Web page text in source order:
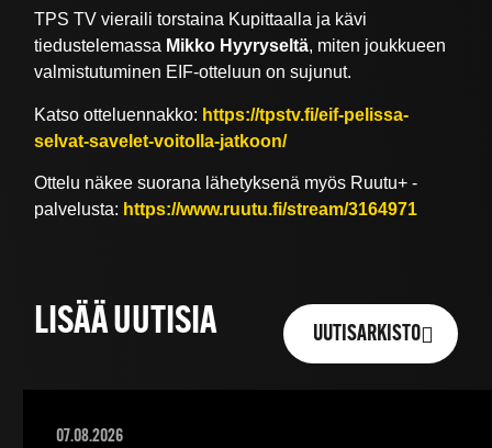
TPS TV vieraili torstaina Kupittaalla ja kävi
tiedustelemassa Mikko Hyyryseltä, miten joukkueen
valmistutuminen EIF-otteluun on sujunut.
Katso otteluennakko: https://tpstv.fi/eif-pelissa-
selvat-savelet-voitolla-jatkoon/
Ottelu näkee suorana lähetyksenä myös Ruutu+ -
palvelusta: https://www.ruutu.fi/stream/3164971
LISÄÄ UUTISIA UUTISARKISTO
07.08.2026